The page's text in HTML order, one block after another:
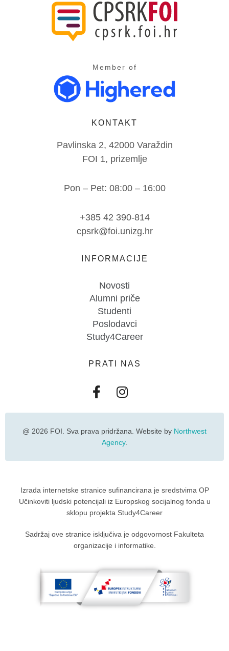
Member of
KONTAKT
Pavlinska 2, 42000 Varaždin
FOI 1, prizemlje
Pon – Pet: 08:00 – 16:00
+385 42 390-814
cpsrk@foi.unizg.hr
INFORMACIJE
Novosti
Alumni priče
Studenti
Poslodavci
Study4Career
PRATI NAS
@ 2026 FOI. Sva prava pridržana. Website by Northwest
Agency.
Izrada internetske stranice sufinancirana je sredstvima OP
Učinkoviti ljudski potencijali iz Europskog socijalnog fonda u
sklopu projekta Study4Career
Sadržaj ove stranice isključiva je odgovornost Fakulteta
organizacije i informatike.